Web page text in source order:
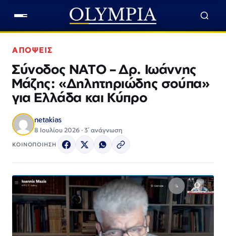
ΑΠΟΨΕΙΣ
Σύνοδος ΝΑΤΟ – Δρ. Ιωάννης
Μάζης: «Δηλητηριώδης σούπα»
για Ελλάδα και Κύπρο
netakias
8 Ιουλίου 2026 · 3΄ ανάγνωση
ΚΟΙΝΟΠΟΙΗΣΗ